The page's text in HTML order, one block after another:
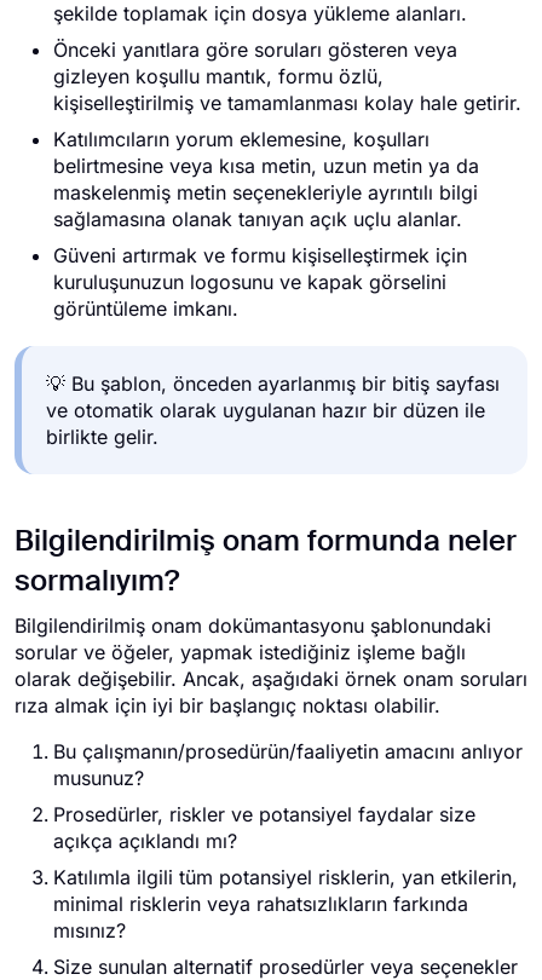
şekilde toplamak için dosya yükleme alanları.
Önceki yanıtlara göre soruları gösteren veya
gizleyen koşullu mantık, formu özlü,
kişiselleştirilmiş ve tamamlanması kolay hale getirir.
Katılımcıların yorum eklemesine, koşulları
belirtmesine veya kısa metin, uzun metin ya da
maskelenmiş metin seçenekleriyle ayrıntılı bilgi
sağlamasına olanak tanıyan açık uçlu alanlar.
Güveni artırmak ve formu kişiselleştirmek için
kuruluşunuzun logosunu ve kapak görselini
görüntüleme imkanı.
💡 Bu şablon, önceden ayarlanmış bir bitiş sayfası
ve otomatik olarak uygulanan hazır bir düzen ile
birlikte gelir.
Bilgilendirilmiş onam formunda neler
sormalıyım?
Bilgilendirilmiş onam dokümantasyonu şablonundaki
sorular ve öğeler, yapmak istediğiniz işleme bağlı
olarak değişebilir. Ancak, aşağıdaki örnek onam soruları
rıza almak için iyi bir başlangıç noktası olabilir.
Bu çalışmanın/prosedürün/faaliyetin amacını anlıyor
musunuz?
Prosedürler, riskler ve potansiyel faydalar size
açıkça açıklandı mı?
Katılımla ilgili tüm potansiyel risklerin, yan etkilerin,
minimal risklerin veya rahatsızlıkların farkında
mısınız?
Size sunulan alternatif prosedürler veya seçenekler